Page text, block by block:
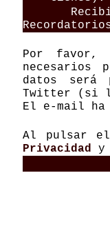
Por
necesarios
datos
Twitter (si
El e-mail
Al pulsar
Privacidad y